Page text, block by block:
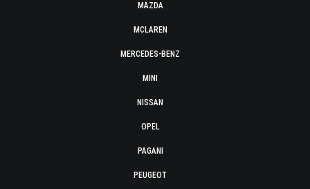
MAZDA
MCLAREN
MERCEDES-BENZ
MINI
NISSAN
OPEL
PAGANI
PEUGEOT